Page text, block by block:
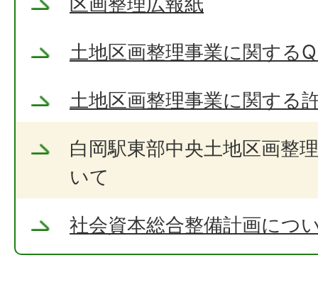
土地区画整理事業に関する
土地区画整理事業に関する
白岡駅東部中央土地区画整
いて
社会資本総合整備計画につ